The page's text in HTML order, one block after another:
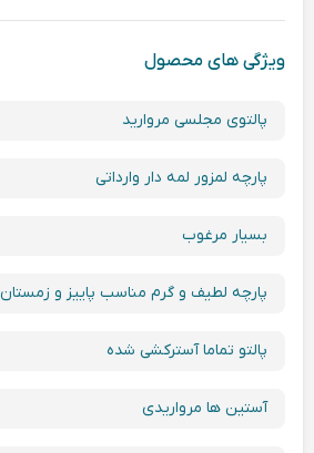
ویژگی های محصول
پالتوی مجلسی مروارید
پارچه لمزور لمه دار وارداتی
بسیار مرغوب
پارچه لطیف و گرم مناسب پاییز و زمستان
پالتو تماما آسترکشی شده
آستین ها مرواریدی